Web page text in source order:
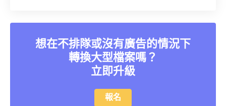
想在不排隊或沒有廣告的情況下
轉換大型檔案嗎？
立即升級
報名